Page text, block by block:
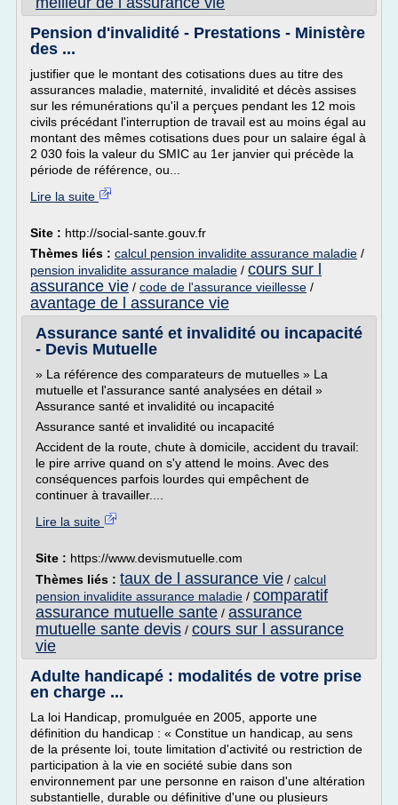
Pension d'invalidité - Prestations - Ministère
des ...
justifier que le montant des cotisations dues au titre des
assurances maladie, maternité, invalidité et décès assises
sur les rémunérations qu'il a perçues pendant les 12 mois
civils précédant l'interruption de travail est au moins égal au
montant des mêmes cotisations dues pour un salaire égal à
2 030 fois la valeur du SMIC au 1er janvier qui précède la
période de référence, ou...
Lire la suite
Site : http://social-sante.gouv.fr
Thèmes liés : calcul pension invalidite assurance maladie /
pension invalidite assurance maladie / cours sur l
assurance vie / code de l'assurance vieillesse /
avantage de l assurance vie
Assurance santé et invalidité ou incapacité
- Devis Mutuelle
» La référence des comparateurs de mutuelles » La
mutuelle et l'assurance santé analysées en détail »
Assurance santé et invalidité ou incapacité
Assurance santé et invalidité ou incapacité
Accident de la route, chute à domicile, accident du travail:
le pire arrive quand on s'y attend le moins. Avec des
conséquences parfois lourdes qui empêchent de
continuer à travailler....
Lire la suite
Site : https://www.devismutuelle.com
Thèmes liés : taux de l assurance vie / calcul
pension invalidite assurance maladie / comparatif
assurance mutuelle sante / assurance
mutuelle sante devis / cours sur l assurance
vie
Adulte handicapé : modalités de votre prise
en charge ...
La loi Handicap, promulguée en 2005, apporte une
définition du handicap : « Constitue un handicap, au sens
de la présente loi, toute limitation d'activité ou restriction de
participation à la vie en société subie dans son
environnement par une personne en raison d'une altération
substantielle, durable ou définitive d'une ou plusieurs